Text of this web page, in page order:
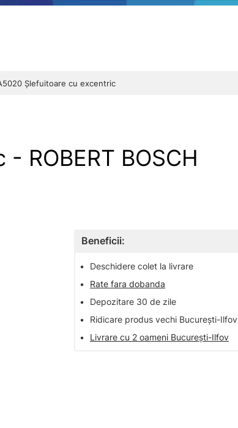
Şlefuitoare cu excentric
ROBERT BOSCH
Beneficii:
•
Deschidere colet la livrare
•
Rate fara dobanda
•
Depozitare 30 de zile
•
Ridicare produs vechi București-Ilfov
•
Livrare cu 2 oameni București-Ilfov